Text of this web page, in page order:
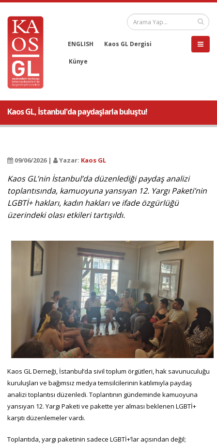
ENGLISH Kaos GL Dergisi
Künye
Kaos GL, İstanbul'da paydaşlarla buluştu!
09/06/2026 | Yazar: Kaos GL
Kaos GL’nin İstanbul’da düzenlediği paydaş analizi
toplantısında, kamuoyuna yansıyan 12. Yargı Paketi’nin
LGBTİ+ hakları, kadın hakları ve ifade özgürlüğü
üzerindeki olası etkileri tartışıldı.
Kaos GL Derneği, İstanbul’da sivil toplum örgütleri, hak savunuculuğu
kuruluşları ve bağımsız medya temsilcilerinin katılımıyla paydaş
analizi toplantısı düzenledi. Toplantının gündeminde kamuoyuna
yansıyan 12. Yargı Paketi ve pakette yer alması beklenen LGBTİ+
karşıtı düzenlemeler vardı.
Toplantıda, yargı paketinin sadece LGBTİ+’lar açısından değil;